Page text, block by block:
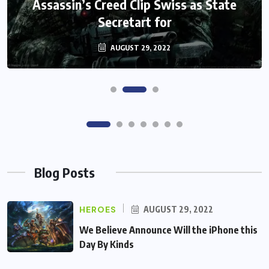
Assassin’s Creed Clip Swiss as State
Secretart for
AUGUST 29, 2022
Monster Jam Titans success farms their
efforts
AUGUST 29, 2022
Blog Posts
HEROES AUGUST 29, 2022
We Believe Announce Will the iPhone this
Day By Kinds